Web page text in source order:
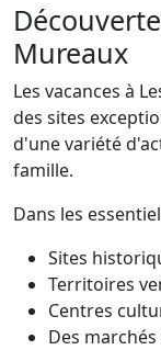
Mureaux
Les vacances à
des sites
d'une variété
famille.
Dans les
Sites
Territoires
Centres
Des